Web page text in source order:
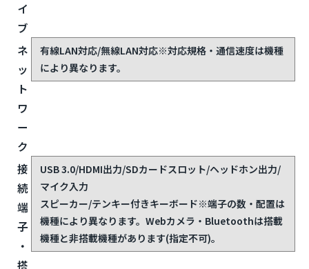
イ
ブ
ネ
ッ
ト
ワ
ー
ク
有線LAN対応/無線LAN対応※対応規格・通信速度は機種
により異なります。
接
続
端
子
・
搭
USB 3.0/HDMI出力/SDカードスロット/ヘッドホン出力/
マイク入力
スピーカー/テンキー付きキーボード※端子の数・配置は
機種により異なります。Webカメラ・Bluetoothは搭載
機種と非搭載機種があります(指定不可)。